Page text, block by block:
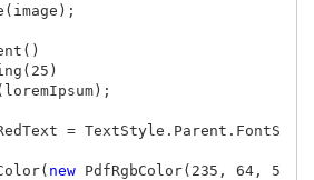
( image );
()
( 25 )
loremIpsum);
= TextStyle . Parent . FontS
( new PdfRgbColor( 235 , 64,
5